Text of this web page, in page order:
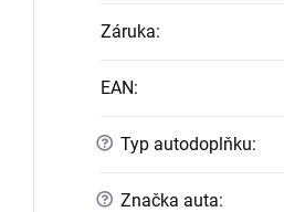
Záruka:
EAN:
? Typ autodoplňku:
? Značka auta: